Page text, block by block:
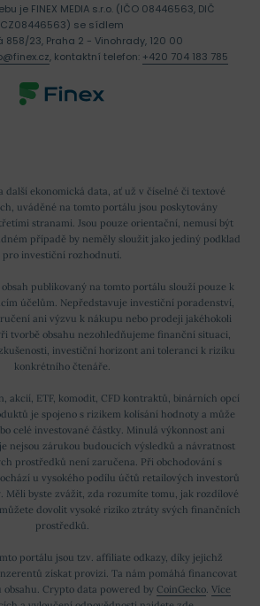
další ekonomická data, ať už v číselné či textové
uváděné na tomto portálu jsou poskytovány
stranami. Jsou pouze orientační, nemusí být
případě by neměly sloužit jako jediný podklad
pro investiční rozhodnutí.
publikovaný na tomto portálu slouží pouze k
účelům. Nepředstavuje investiční poradenství,
ani výzvu k nákupu nebo prodeji jakéhokoli
tvorbě obsahu nezohledňujeme finanční situaci,
investiční horizont ani toleranci k riziku
konkrétního čtenáře.
akcií, ETF, komodit, CFD kontraktů, binárních opcí
je spojeno s rizikem kolísání hodnoty a může
celé investované částky. Minulá výkonnost ani
nejsou zárukou budoucích výsledků a návratnost
prostředků není zaručena. Při obchodování s
u vysokého podílu účtů retailových investorů
byste zvážit, zda rozumíte tomu, jak rozdílové
dovolit vysoké riziko ztráty svých finančních
prostředků.
portálu jsou tzv. affiliate odkazy, díky jejichž
získat provizi. Ta nám pomáhá financovat
Crypto data powered by CoinGecko. Více
je FINEX MEDIA s.r.o. (IČO 08446563, DIČ
CZ08446563) se sídlem
858/23, Praha 2 - Vinohrady, 120 00
, kontaktní telefon: +420 704 183 785